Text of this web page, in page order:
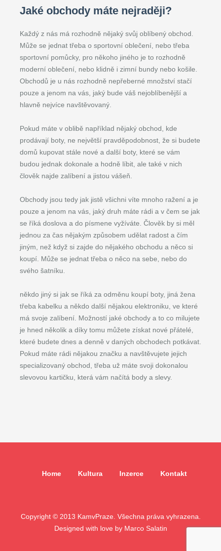
Jaké obchody máte nejraději?
Každý z nás má rozhodně nějaký svůj oblíbený obchod.
Může se jednat třeba o sportovní oblečení, nebo třeba
sportovní pomůcky, pro někoho jiného je to rozhodně
moderní oblečení, nebo klidně i zimní bundy nebo košile.
Obchodů je u nás rozhodně nepřeberné množství stačí
pouze a jenom na vás, jaký bude váš nejoblíbenější a
hlavně nejvíce navštěvovaný.
Pokud máte v oblibě například nějaký obchod, kde
prodávají boty, ne největší pravděpodobnost, že si budete
domů kupovat stále nové a další boty, které se vám
budou jednak dokonale a hodně líbit, ale také v nich
člověk najde zalíbení a jistou vášeň.
Obchody jsou tedy jak jistě všichni víte mnoho ražení a je
pouze a jenom na vás, jaký druh máte rádi a v čem se jak
se říká doslova a do písmene vyžíváte. Člověk by si měl
jednou za čas nějakým způsobem udělat radost a čím
jiným, než když si zajde do nějakého obchodu a něco si
koupí. Může se jednat třeba o něco na sebe, nebo do
svého šatníku.
někdo jiný si jak se říká za odměnu koupí boty, jiná žena
třeba kabelku a někdo další nějakou elektroniku, ve které
má svoje zalíbení. Možností jaké obchody a to co milujete
je hned několik a díky tomu můžete získat nové přátelé,
které budete dnes a denně v daných obchodech potkávat.
Pokud máte rádi nějakou značku a navštěvujete jejich
specializovaný obchod, třeba už máte svoji dokonalou
slevovou kartičku, která vám načítá body a slevy.
Home Kultura Inzerce Kontakt
Copyright © 2013 KamvPraze. Všechna práva vyhrazena.
Designed with love by Marco Salatin